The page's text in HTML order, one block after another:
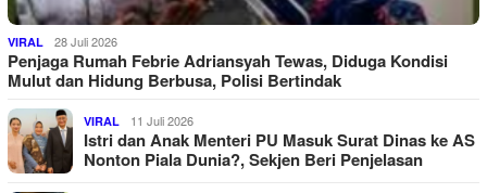
VIRAL 28 Juli 2026
Penjaga Rumah Febrie Adriansyah Tewas, Diduga Kondisi
Mulut dan Hidung Berbusa, Polisi Bertindak
VIRAL 11 Juli 2026
Istri dan Anak Menteri PU Masuk Surat Dinas ke AS
Nonton Piala Dunia?, Sekjen Beri Penjelasan